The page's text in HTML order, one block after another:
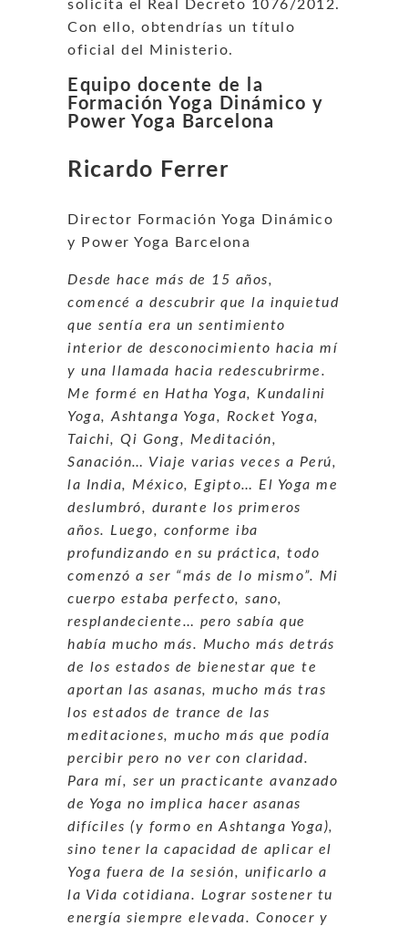
solicita el Real Decreto 1076/2012.
Con ello, obtendrías un título
oficial del Ministerio.
Equipo docente de la
Formación Yoga Dinámico y
Power Yoga Barcelona
Ricardo Ferrer
Director Formación Yoga Dinámico
y Power Yoga Barcelona
Desde hace más de 15 años,
comencé a descubrir que la inquietud
que sentía era un sentimiento
interior de desconocimiento hacia mí
y una llamada hacia redescubrirme.
Me formé en Hatha Yoga, Kundalini
Yoga, Ashtanga Yoga, Rocket Yoga,
Taichi, Qi Gong, Meditación,
Sanación… Viaje varias veces a Perú,
la India, México, Egipto… El Yoga me
deslumbró, durante los primeros
años. Luego, conforme iba
profundizando en su práctica, todo
comenzó a ser “más de lo mismo”. Mi
cuerpo estaba perfecto, sano,
resplandeciente… pero sabía que
había mucho más. Mucho más detrás
de los estados de bienestar que te
aportan las asanas, mucho más tras
los estados de trance de las
meditaciones, mucho más que podía
percibir pero no ver con claridad.
Para mí, ser un practicante avanzado
de Yoga no implica hacer asanas
difíciles (y formo en Ashtanga Yoga),
sino tener la capacidad de aplicar el
Yoga fuera de la sesión, unificarlo a
la Vida cotidiana. Lograr sostener tu
energía siempre elevada. Conocer y